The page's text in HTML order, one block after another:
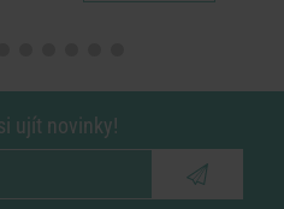
ujít novinky!